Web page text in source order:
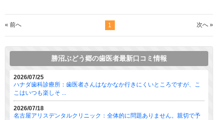
« 前へ 1 次へ »
勝沼ぶどう郷の歯医者最新口コミ情報
2026/07/25
ハナダ歯科診療所：歯医者さんはなかなか行きにくいところですが、こ
こはいつも楽しそ ...
2026/07/18
名古屋アリスデンタルクリニック：全体的に問題ありません。親切で予